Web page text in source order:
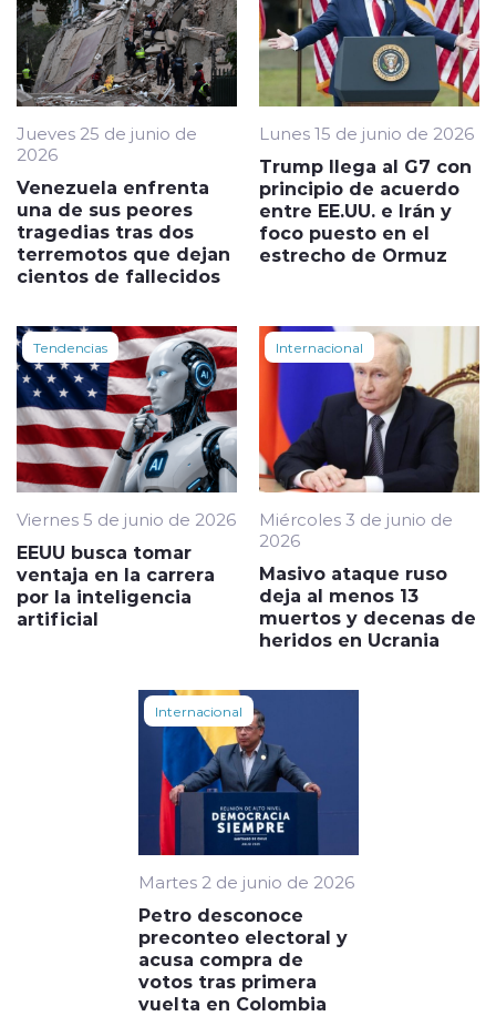
Jueves 25 de junio de
2026
Venezuela enfrenta
una de sus peores
tragedias tras dos
terremotos que dejan
cientos de fallecidos
Lunes 15 de junio de 2026
Trump llega al G7 con
principio de acuerdo
entre EE.UU. e Irán y
foco puesto en el
estrecho de Ormuz
Tendencias
Viernes 5 de junio de 2026
EEUU busca tomar
ventaja en la carrera
por la inteligencia
artificial
Internacional
Miércoles 3 de junio de
2026
Masivo ataque ruso
deja al menos 13
muertos y decenas de
heridos en Ucrania
Internacional
Martes 2 de junio de 2026
Petro desconoce
preconteo electoral y
acusa compra de
votos tras primera
vuelta en Colombia